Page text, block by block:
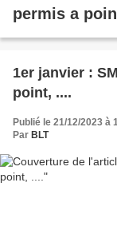
permis a
1er janvier :
point, ....
Publié le 21/12/2023 à
Par BLT